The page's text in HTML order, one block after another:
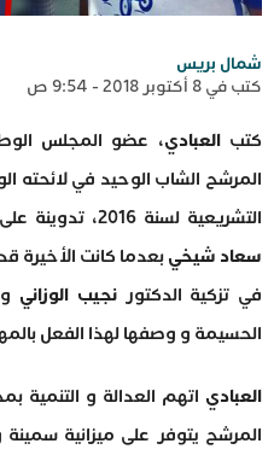
شمال بريس
كتب في 8 أكتوبر 2018 - 9:54 ص
كتبالعبادي، عضو المجلس
المرشح الشاب الوحيد في لائحته
التشريعية لسنة 2016، تدوينة على صفحته في الفايسبوك يجيب بها
سعاد شيخيبعدما كانت الأخيرة
في تزكية الدكتورنجيب الوزاني
الحسيمة و وصفها لهذا الفعل
العبادي اتهم العدالة و التنمية
المرشح يتوفر على ميزانية سمينة